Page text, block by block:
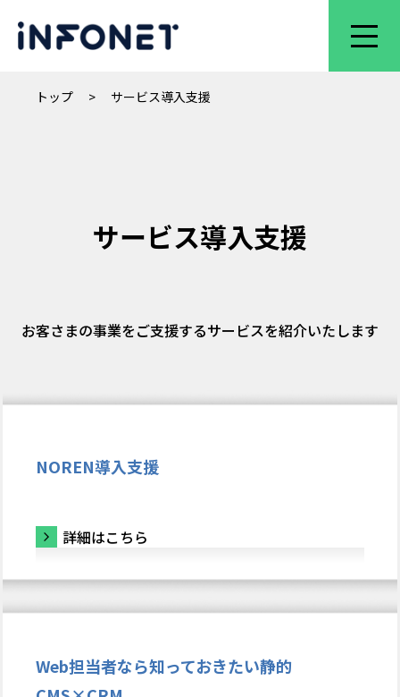
トップ > サービス導入支援
サービス導入支援
お客さまの事業をご支援するサービスを紹介いたします
NOREN導入支援
詳細はこちら
Web担当者なら知っておきたい静的